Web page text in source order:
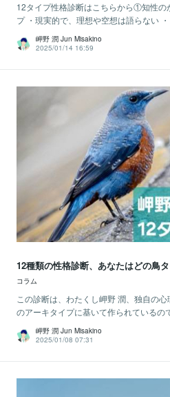
12タイプ性格診断はこちらから①知性の
プ ・現実的で、理想や空想は語らない
岬野 潤 Jun Misakino
2025/01/14 16:59
12種類の性格診断、あなたはどの鳥
コラム
この診断は、わたくし岬野 潤、独自の
のアーキタイプに基いて作られているの
岬野 潤 Jun Misakino
2025/01/08 07:31